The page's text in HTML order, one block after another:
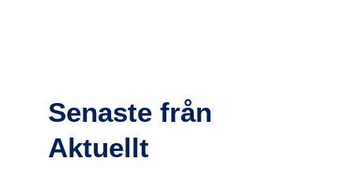
Senaste från
Aktuellt